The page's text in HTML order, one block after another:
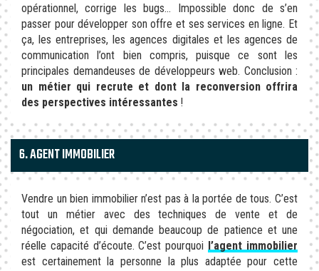
opérationnel, corrige les bugs… Impossible donc de s’en
passer pour développer son offre et ses services en ligne. Et
ça, les entreprises, les agences digitales et les agences de
communication l’ont bien compris, puisque ce sont les
principales demandeuses de développeurs web. Conclusion :
un métier qui recrute et dont la reconversion offrira
des perspectives intéressantes !
6. AGENT IMMOBILIER
Vendre un bien immobilier n’est pas à la portée de tous. C’est
tout un métier avec des techniques de vente et de
négociation, et qui demande beaucoup de patience et une
réelle capacité d’écoute. C’est pourquoi l’agent immobilier
est certainement la personne la plus adaptée pour cette